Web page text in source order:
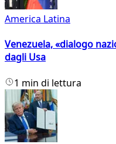
America Latina
Venezuela, «dialogo
dagli Usa
1 min di lettura